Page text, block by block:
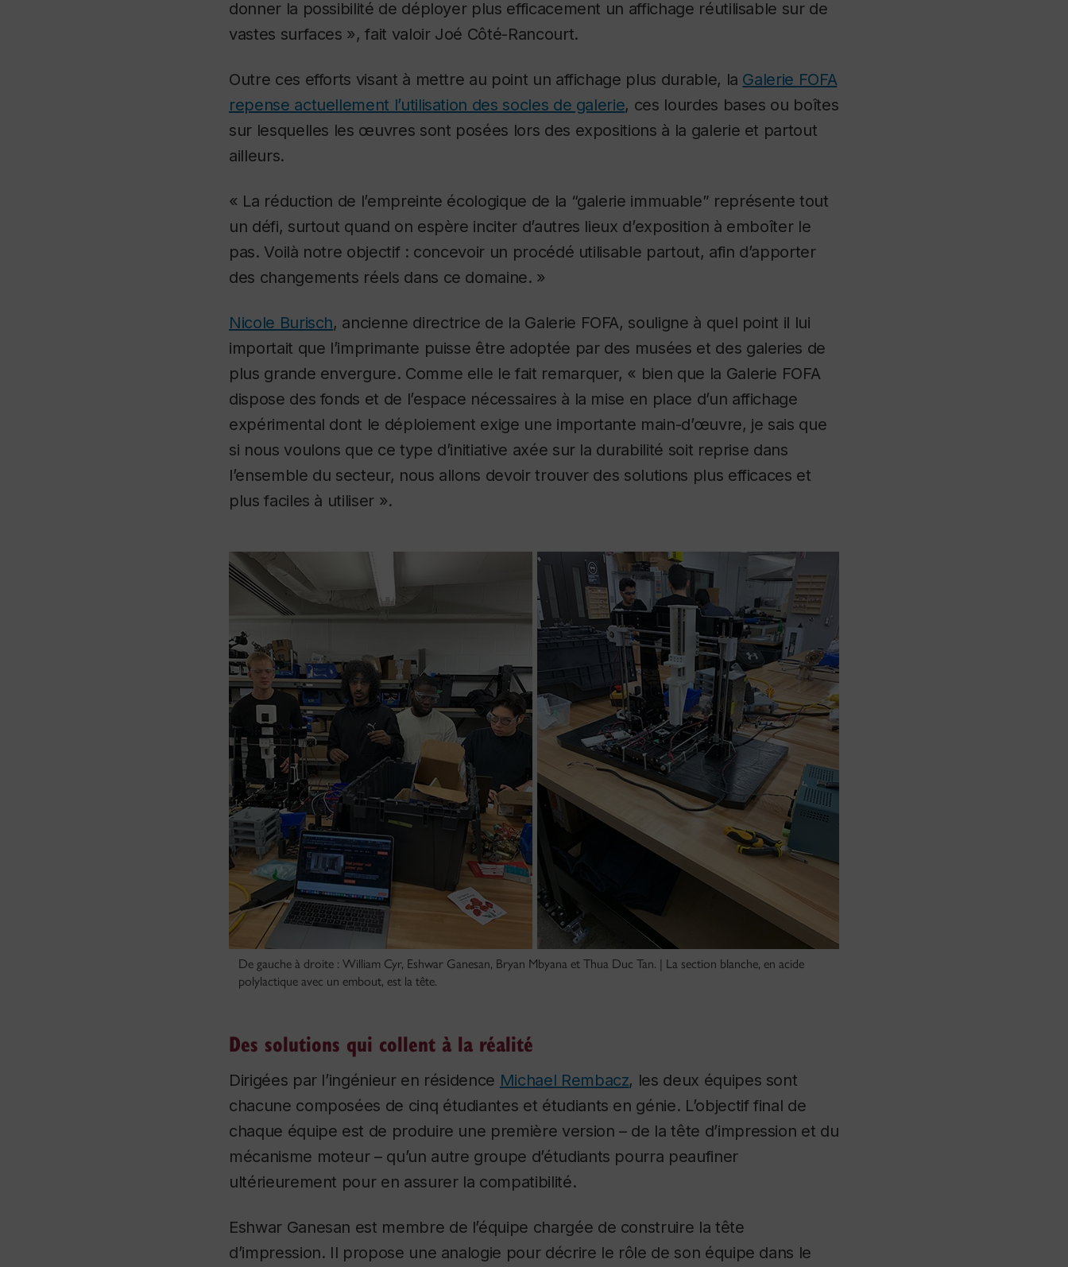
donner la possibilité de déployer plus efficacement un affichage réutilisable sur de
vastes surfaces », fait valoir Joé Côté-Rancourt.
Outre ces efforts visant à mettre au point un affichage plus durable, la Galerie FOFA
repense actuellement l’utilisation des socles de galerie, ces lourdes bases ou boîtes
sur lesquelles les œuvres sont posées lors des expositions à la galerie et partout
ailleurs.
« La réduction de l’empreinte écologique de la “galerie immuable” représente tout
un défi, surtout quand on espère inciter d’autres lieux d’exposition à emboîter le
pas. Voilà notre objectif : concevoir un procédé utilisable partout, afin d’apporter
des changements réels dans ce domaine. »
Nicole Burisch, ancienne directrice de la Galerie FOFA, souligne à quel point il lui
importait que l’imprimante puisse être adoptée par des musées et des galeries de
plus grande envergure. Comme elle le fait remarquer, « bien que la Galerie FOFA
dispose des fonds et de l’espace nécessaires à la mise en place d’un affichage
expérimental dont le déploiement exige une importante main-d’œuvre, je sais que
si nous voulons que ce type d’initiative axée sur la durabilité soit reprise dans
l’ensemble du secteur, nous allons devoir trouver des solutions plus efficaces et
plus faciles à utiliser ».
De gauche à droite : William Cyr, Eshwar Ganesan, Bryan Mbyana et Thua Duc Tan. | La section blanche, en acide
polylactique avec un embout, est la tête.
Des solutions qui collent à la réalité
Dirigées par l’ingénieur en résidence Michael Rembacz, les deux équipes sont
chacune composées de cinq étudiantes et étudiants en génie. L’objectif final de
chaque équipe est de produire une première version – de la tête d’impression et du
mécanisme moteur – qu’un autre groupe d’étudiants pourra peaufiner
ultérieurement pour en assurer la compatibilité.
Eshwar Ganesan est membre de l’équipe chargée de construire la tête
d’impression. Il propose une analogie pour décrire le rôle de son équipe dans le